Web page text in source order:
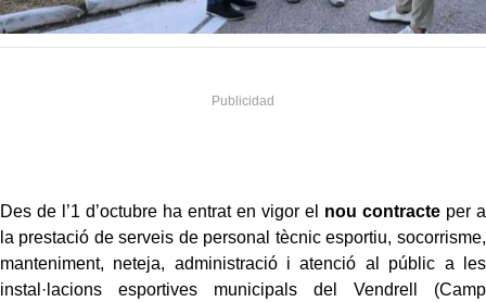
Des de l’1 d’octubre ha entrat en vigor el nou contracte per a
la prestació de serveis de personal tècnic esportiu, socorrisme,
manteniment, neteja, administració i atenció al públic a les
instal·lacions esportives municipals del Vendrell (Camp